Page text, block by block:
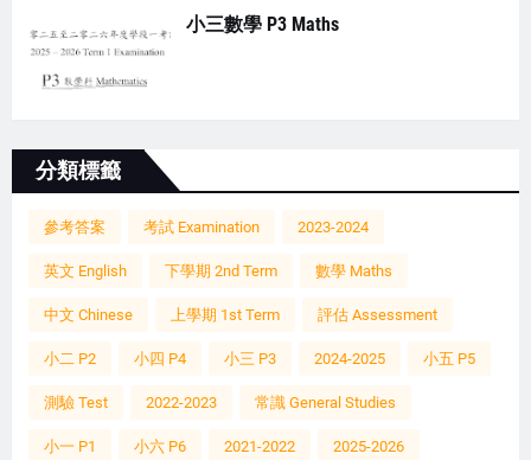
小三數學 P3 Maths
分類標籤
參考答案 考試 Examination 2023-2024
英文 English 下學期 2nd Term 數學 Maths
中文 Chinese 上學期 1st Term 評估 Assessment
小二 P2 小四 P4 小三 P3 2024-2025 小五 P5
測驗 Test 2022-2023 常識 General Studies
小一 P1 小六 P6 2021-2022 2025-2026